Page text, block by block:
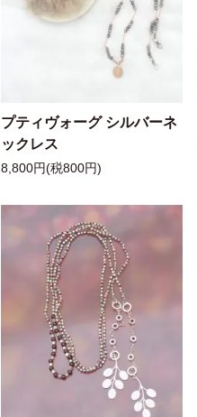
プティヴォーグ シルバーネ
ックレス
8,800円(税800円)